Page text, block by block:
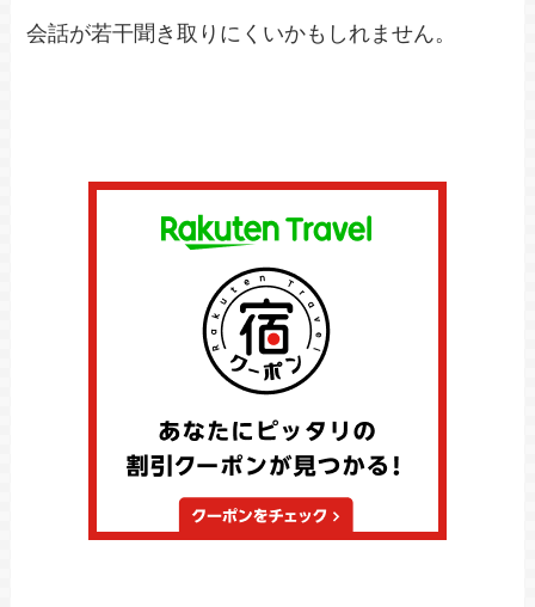
会話が若干聞き取りにくいかもしれません。